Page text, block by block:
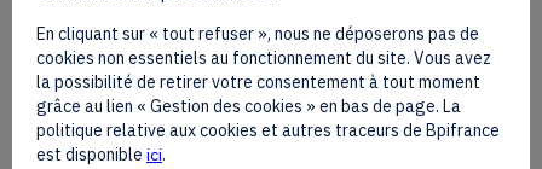
sur
En cliquant sur « tout refuser », nous ne déposerons pas de
cookies non essentiels au fonctionnement du site. Vous avez
la possibilité de retirer votre consentement à tout moment
grâce au lien « Gestion des cookies » en bas de page. La
politique relative aux cookies et autres traceurs de Bpifrance
est disponible ici.